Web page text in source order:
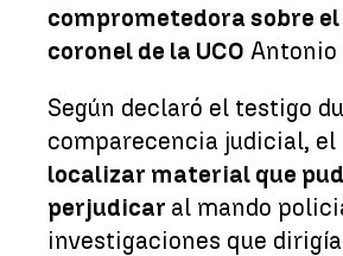
comprometedora sobre
coronel de la UCO Antonio
Según declaró el testigo
comparecencia judicial, el
localizar material que
perjudicar al mando
investigaciones que dirigía